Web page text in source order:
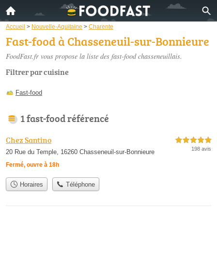
Accueil > Nouvelle-Aquitaine > Charente
Fast-food à Chasseneuil-sur-Bonnieure
FoodFast.fr vous propose la liste des fast-food chasseneuillais.
Filtrer par cuisine
Fast-food
1 fast-food référencé
Chez Santino
20 Rue du Temple, 16260 Chasseneuil-sur-Bonnieure
Fermé, ouvre à 18h
5,0 étoiles sur 5
198 avis
Horaires Téléphone